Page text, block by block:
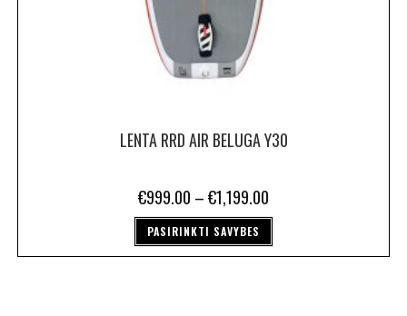
LENTA RRD AIR BELUGA Y30
€999.00 –€1,199.00
PASIRINKTI SAVYBES